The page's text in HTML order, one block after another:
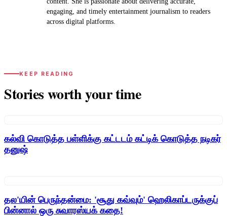
engaging, and timely entertainment journalism to readers
across digital platforms.
KEEP READING
Stories worth your time
கல்வி கொடுத்த பள்ளிக்கு கட்டடம் கட்டிக் கொடுத்த நடிகர்
தனுஷ்
தல'யின் பெருந்தன்மை: 'சூது கவ்வும்' ஹெலிகாப்டருக்குப்
பின்னால் ஒரு சுவாரஸ்யக் கதை!